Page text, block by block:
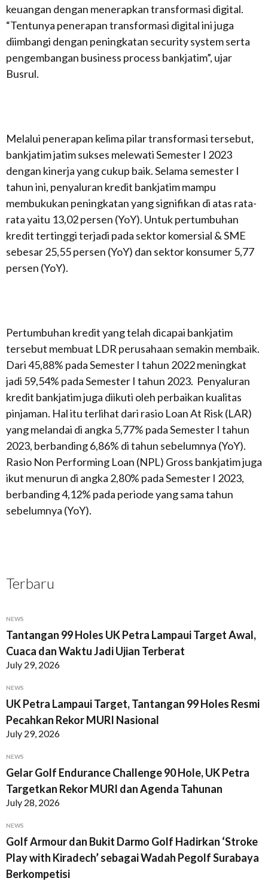
keuangan dengan menerapkan transformasi digital.
“Tentunya penerapan transformasi digital ini juga
diimbangi dengan peningkatan security system serta
pengembangan business process bankjatim”, ujar
Busrul.
Melalui penerapan kelima pilar transformasi tersebut,
bankjatim jatim sukses melewati Semester I 2023
dengan kinerja yang cukup baik. Selama semester I
tahun ini, penyaluran kredit bankjatim mampu
membukukan peningkatan yang signifikan di atas rata-
rata yaitu 13,02 persen (YoY). Untuk pertumbuhan
kredit tertinggi terjadi pada sektor komersial & SME
sebesar 25,55 persen (YoY) dan sektor konsumer 5,77
persen (YoY).
Pertumbuhan kredit yang telah dicapai bankjatim
tersebut membuat LDR perusahaan semakin membaik.
Dari 45,88% pada Semester I tahun 2022 meningkat
jadi 59,54% pada Semester I tahun 2023. Penyaluran
kredit bankjatim juga diikuti oleh perbaikan kualitas
pinjaman. Hal itu terlihat dari rasio Loan At Risk (LAR)
yang melandai di angka 5,77% pada Semester I tahun
2023, berbanding 6,86% di tahun sebelumnya (YoY).
Rasio Non Performing Loan (NPL) Gross bankjatim juga
ikut menurun di angka 2,80% pada Semester I 2023,
berbanding 4,12% pada periode yang sama tahun
sebelumnya (YoY).
Terbaru
NEWS
Tantangan 99 Holes UK Petra Lampaui Target Awal,
Cuaca dan Waktu Jadi Ujian Terberat
July 29, 2026
NEWS
UK Petra Lampaui Target, Tantangan 99 Holes Resmi
Pecahkan Rekor MURI Nasional
July 29, 2026
NEWS
Gelar Golf Endurance Challenge 90 Hole, UK Petra
Targetkan Rekor MURI dan Agenda Tahunan
July 28, 2026
NEWS
Golf Armour dan Bukit Darmo Golf Hadirkan ‘Stroke
Play with Kiradech’ sebagai Wadah Pegolf Surabaya
Berkompetisi